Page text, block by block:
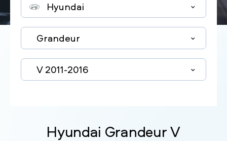
Hyundai
Grandeur
V 2011-2016
Hyundai Grandeur V